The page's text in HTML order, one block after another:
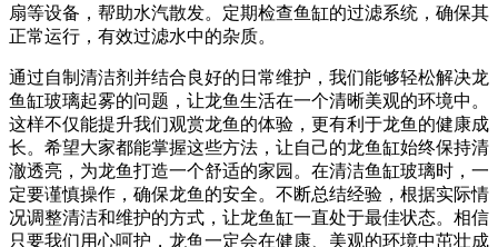
扇等设备，帮助水汽散发。定期检查鱼缸的过滤系统，确保其
正常运行，有效过滤水中的杂质。
通过自制清洁剂并结合良好的日常维护，我们能够轻松解决龙
鱼缸玻璃起雾的问题，让龙鱼生活在一个清晰美观的环境中。
这样不仅能提升我们观赏龙鱼的体验，更有利于龙鱼的健康成
长。希望大家都能掌握这些方法，让自己的龙鱼缸始终保持清
澈透亮，为龙鱼打造一个舒适的家园。在清洁鱼缸玻璃时，一
定要谨慎操作，确保龙鱼的安全。不断总结经验，根据实际情
况调整清洁和维护的方式，让龙鱼缸一直处于最佳状态。相信
只要我们用心呵护，龙鱼一定会在健康、美观的环境中茁壮成